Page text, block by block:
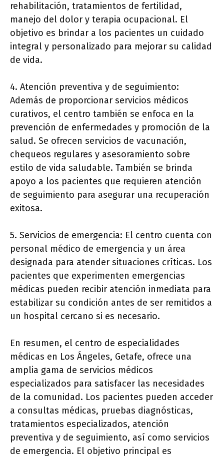
rehabilitación, tratamientos de fertilidad,
manejo del dolor y terapia ocupacional. El
objetivo es brindar a los pacientes un cuidado
integral y personalizado para mejorar su calidad
de vida.
4. Atención preventiva y de seguimiento:
Además de proporcionar servicios médicos
curativos, el centro también se enfoca en la
prevención de enfermedades y promoción de la
salud. Se ofrecen servicios de vacunación,
chequeos regulares y asesoramiento sobre
estilo de vida saludable. También se brinda
apoyo a los pacientes que requieren atención
de seguimiento para asegurar una recuperación
exitosa.
5. Servicios de emergencia: El centro cuenta con
personal médico de emergencia y un área
designada para atender situaciones críticas. Los
pacientes que experimenten emergencias
médicas pueden recibir atención inmediata para
estabilizar su condición antes de ser remitidos a
un hospital cercano si es necesario.
En resumen, el centro de especialidades
médicas en Los Ángeles, Getafe, ofrece una
amplia gama de servicios médicos
especializados para satisfacer las necesidades
de la comunidad. Los pacientes pueden acceder
a consultas médicas, pruebas diagnósticas,
tratamientos especializados, atención
preventiva y de seguimiento, así como servicios
de emergencia. El objetivo principal es